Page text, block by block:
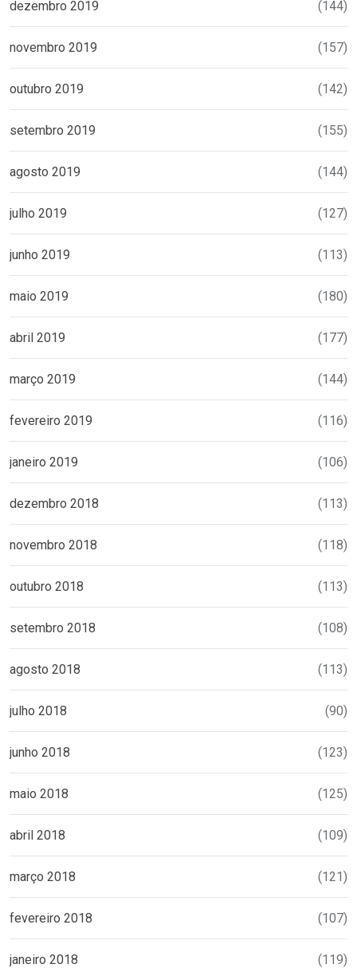
dezembro 2019 (144)
novembro 2019 (157)
outubro 2019 (142)
setembro 2019 (155)
agosto 2019 (144)
julho 2019 (127)
junho 2019 (113)
maio 2019 (180)
abril 2019 (177)
março 2019 (144)
fevereiro 2019 (116)
janeiro 2019 (106)
dezembro 2018 (113)
novembro 2018 (118)
outubro 2018 (113)
setembro 2018 (108)
agosto 2018 (113)
julho 2018 (90)
junho 2018 (123)
maio 2018 (125)
abril 2018 (109)
março 2018 (121)
fevereiro 2018 (107)
janeiro 2018 (119)